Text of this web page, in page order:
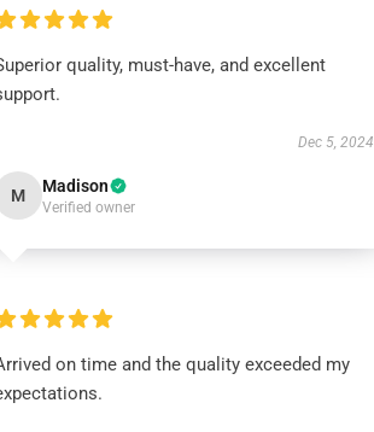
quality, must-have, and excellent
Dec 5, 2024
M Madison
Verified owner
on time and the quality exceeded my